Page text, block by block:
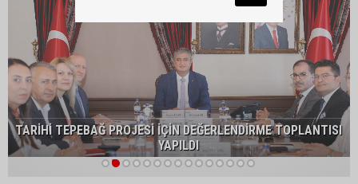
TARİHİ TEPEBAĞ PROJESİ İÇİN DEĞERLENDİRME TOPLANTISI
YAPILDI